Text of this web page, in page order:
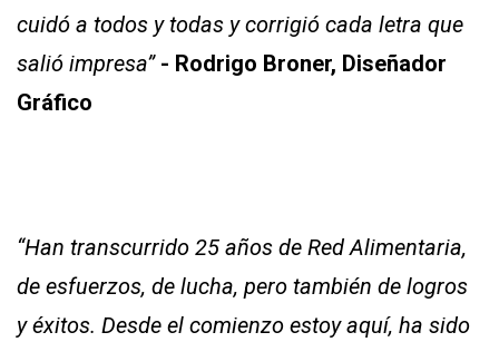
cuidó a todos y todas y corrigió cada letra que
salió impresa” - Rodrigo Broner, Diseñador
Gráfico
“Han transcurrido 25 años de Red Alimentaria,
de esfuerzos, de lucha, pero también de logros
y éxitos. Desde el comienzo estoy aquí, ha sido